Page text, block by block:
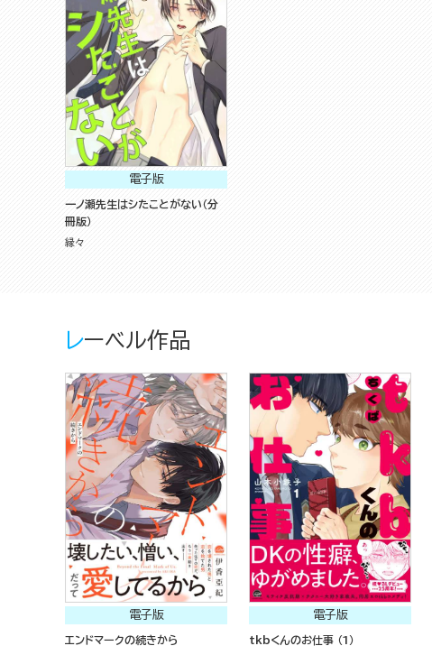
電子版
一ノ瀬先生はシたことがない（分
冊版）
縁々
レーベル作品
電子版
エンドマークの続きから
電子版
tkbくんのお仕事 （1）